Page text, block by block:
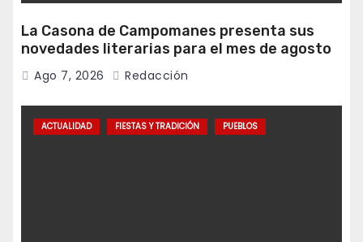
La Casona de Campomanes presenta sus
novedades literarias para el mes de agosto
Ago 7, 2026 Redacción
ACTUALIDAD FIESTAS Y TRADICIÓN PUEBLOS